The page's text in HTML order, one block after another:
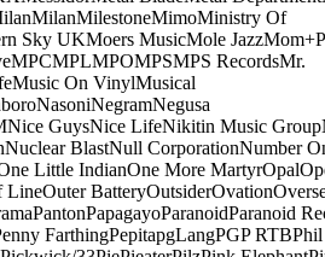
MilanMilestoneMimoMinistry Of
Sky UKMoers MusicMole Jazz
MPCMPLMPOMPSMPS RecordsMr.
Music On VinylMusical
NasoniNegramNegusa
Nice GuysNice LifeNikitin Music Group
Nuclear BlastNull CorporationNumber
Little IndianOne More MartyrOpal
LineOuter BatteryOutsiderOvation
PantonPapagayoParanoidParanoid
FarthingPepitapgLangPGP RTBPhil